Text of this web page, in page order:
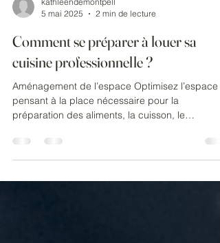
kathleendemontpell
5 mai 2025
2 min de lecture
Comment se préparer à louer sa
cuisine professionnelle ?
Aménagement de l’espace Optimisez l’espace
préparation des aliments, la cuisson, le
rangement et...